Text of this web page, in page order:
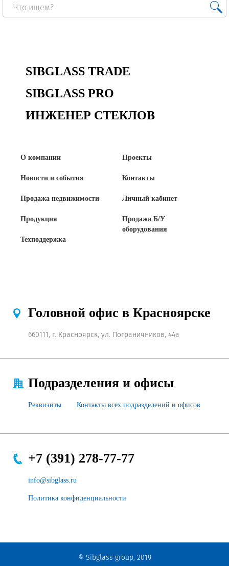
SIBGLASS TRADE
SIBGLASS PRO
ИНЖЕНЕР СТЕКЛОВ
О компании
Новости и события
Продажа недвижимости
Продукция
Техподдержка
Проекты
Контакты
Личный кабинет
Продажа Б/У
оборудования
Головной офис в Красноярске
660111, г. Красноярск, ул. Пограничников, 44а
Подразделения и офисы
Реквизиты Контакты всех подразделений и офисов
+7 (391) 278-77-77
info@sibglass.ru
Политика конфиденциальности
© Sibglass group, 2019